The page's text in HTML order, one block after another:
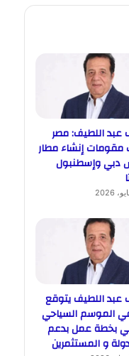
اللطيف: مصر
مقومات إنشاء مطار
دبي وإسطنبول
اللطيف يتوقع
الموسم السياحي
بخطة عمل بدعم
و المستثمرين